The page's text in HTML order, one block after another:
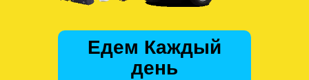
Едем Каждый
день